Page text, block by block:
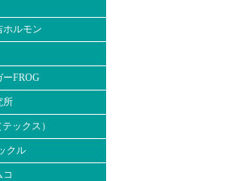
ホルモン
ーFROG
所
ックス）
クル
コ